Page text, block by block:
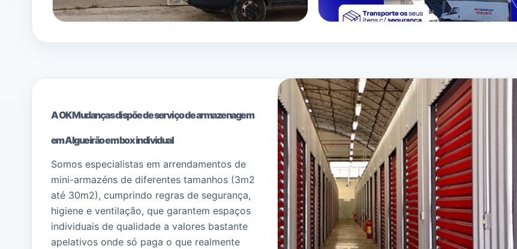
A OK Mudanças dispõe de serviço de armazenagem
em Algueirão em box individual
Somos especialistas em arrendamentos de
mini-armazéns de diferentes tamanhos (3m2
até 30m2), cumprindo regras de segurança,
higiene e ventilação, que garantem espaços
individuais de qualidade a valores bastante
apelativos onde só paga o que realmente